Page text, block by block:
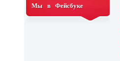
Мы в Фейсбуке